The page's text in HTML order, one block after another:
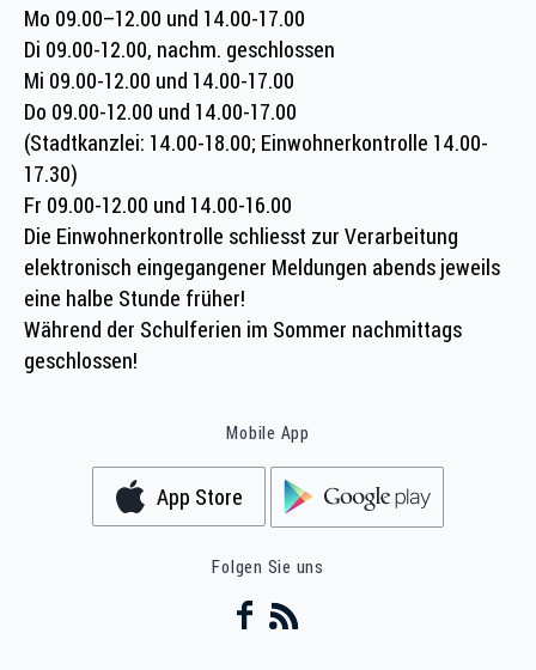
Mo 09.00–12.00 und 14.00-17.00
Di 09.00-12.00, nachm. geschlossen
Mi 09.00-12.00 und 14.00-17.00
Do 09.00-12.00 und 14.00-17.00
(Stadtkanzlei: 14.00-18.00; Einwohnerkontrolle 14.00-
17.30)
Fr 09.00-12.00 und 14.00-16.00
Die Einwohnerkontrolle schliesst zur Verarbeitung
elektronisch eingegangener Meldungen abends jeweils
eine halbe Stunde früher!
Während der Schulferien im Sommer nachmittags
geschlossen!
Mobile App
App Store
Folgen Sie uns